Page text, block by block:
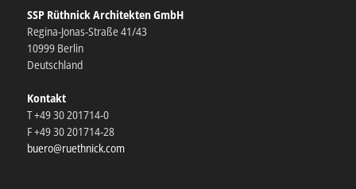
SSP Rüthnick Architekten GmbH
Regina-Jonas-Straße 41/43
10999 Berlin
Deutschland
Kontakt
T +49 30 201714-0
F +49 30 201714-28
buero@ruethnick.com